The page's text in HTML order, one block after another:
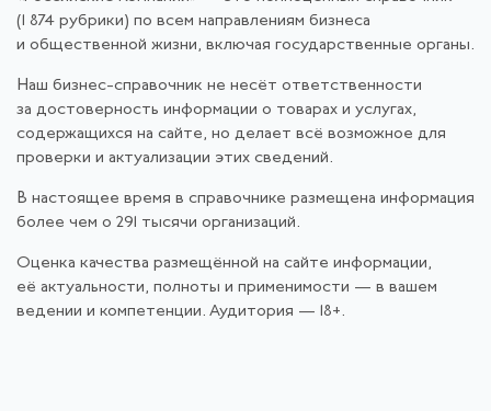
(1 874 рубрики) по всем направлениям бизнеса
и общественной жизни, включая государственные органы.
Наш бизнес-справочник не несёт ответственности
за достоверность информации о товарах и услугах,
содержащихся на сайте, но делает всё возможное для
проверки и актуализации этих сведений.
В настоящее время в справочнике размещена информация
более чем о 291 тысячи организаций.
Оценка качества размещённой на сайте информации,
её актуальности, полноты и применимости — в вашем
ведении и компетенции. Аудитория — 18+.